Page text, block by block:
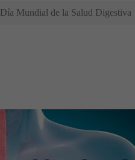
Día Mundial de la Salud Digestiva